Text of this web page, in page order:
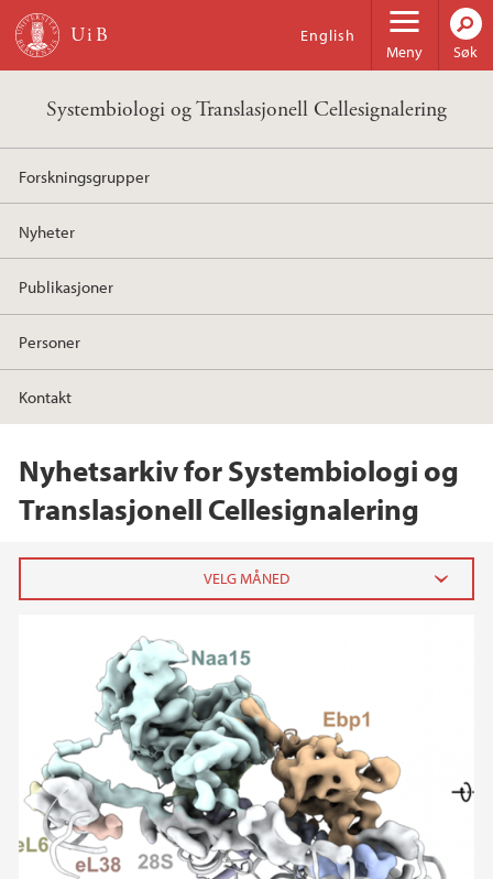
Hopp til hovedinnhold
Meny
English
Søk
Systembiologi og Translasjonell Cellesignalering
Forskningsgrupper
Nyheter
Publikasjoner
Personer
Kontakt
Nyhetsarkiv for Systembiologi og
Translasjonell Cellesignalering
februar (1)
2025
2024